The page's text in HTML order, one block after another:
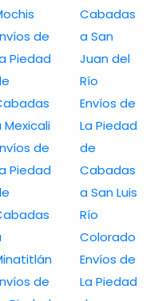
de
Piedad
Mexicali
de
Piedad
de
Cabadas
a San
Juan del
Río
Envíos de
La Piedad
de
Cabadas
a San Luis
Río
Colorado
Envíos de
La Piedad